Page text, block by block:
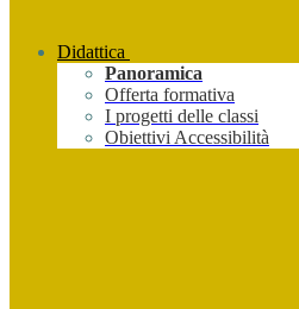
Didattica
Panoramica
Offerta formativa
I progetti delle classi
Obiettivi Accessibilità